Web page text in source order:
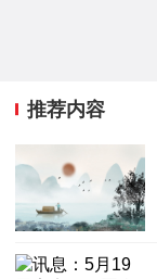
推荐内容